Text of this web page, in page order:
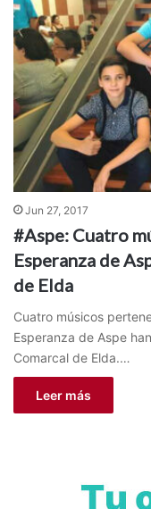
Jun 27, 2017
#Aspe: Cuatro
Esperanza de
de Elda
Cuatro músicos
Esperanza de Aspe
Comarcal de Elda.…
Leer más